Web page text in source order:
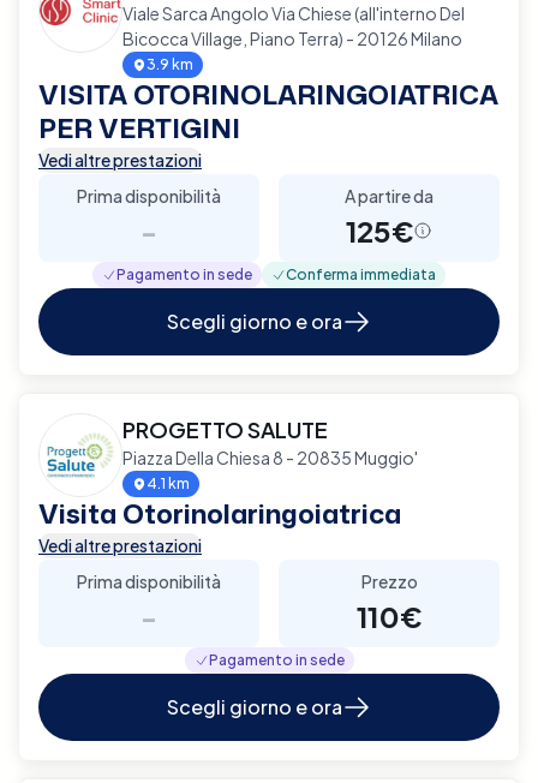
Viale Sarca Angolo Via Chiese (all'interno Del
Bicocca Village, Piano Terra) - 20126 Milano
3.9 km
VISITA OTORINOLARINGOIATRICA
PER VERTIGINI
Vedi altre prestazioni
Prima disponibilità
-
A partire da
125€
Pagamento in sede Conferma immediata
Scegli giorno e ora
PROGETTO SALUTE
Piazza Della Chiesa 8 - 20835 Muggio'
4.1 km
Visita Otorinolaringoiatrica
Vedi altre prestazioni
Prima disponibilità
-
Prezzo
110€
Pagamento in sede
Scegli giorno e ora